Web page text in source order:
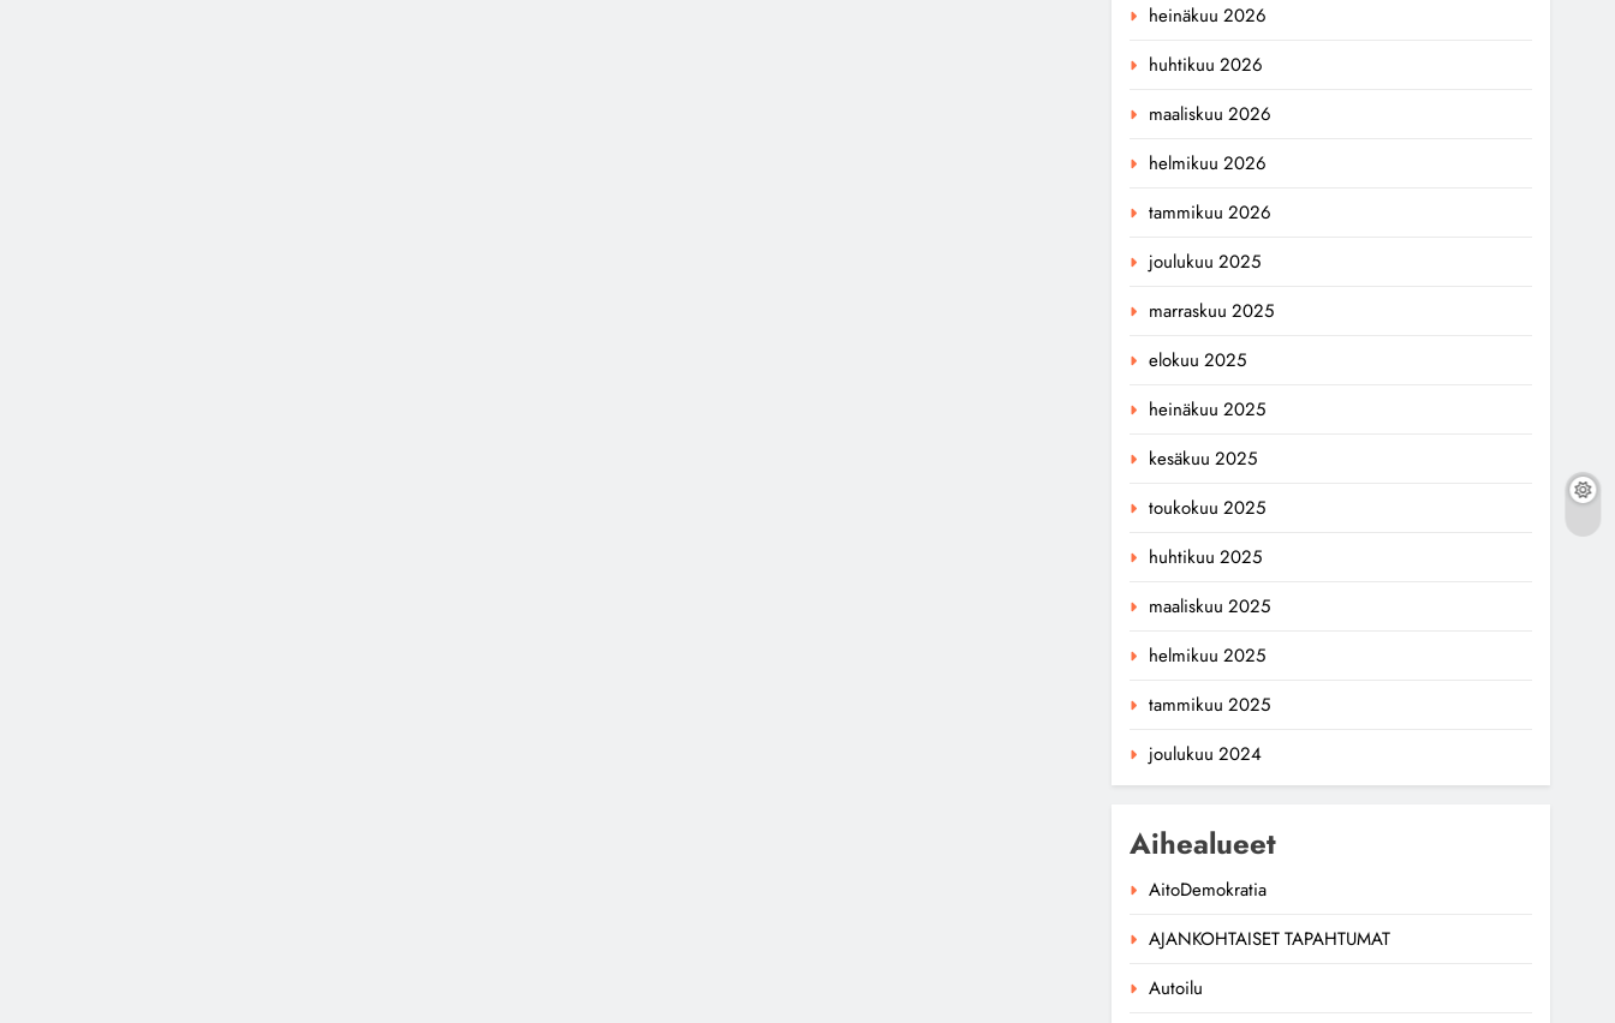
heinäkuu 2026
huhtikuu 2026
maaliskuu 2026
helmikuu 2026
tammikuu 2026
joulukuu 2025
marraskuu 2025
elokuu 2025
heinäkuu 2025
kesäkuu 2025
toukokuu 2025
huhtikuu 2025
maaliskuu 2025
helmikuu 2025
tammikuu 2025
joulukuu 2024
Aihealueet
AitoDemokratia
AJANKOHTAISET TAPAHTUMAT
Autoilu